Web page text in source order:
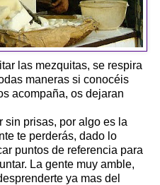
las mezquitas, se respira
maneras si conocéis
acompaña, os dejaran
sin prisas, por algo es la
te perderás, dado lo
puntos de referencia para
La gente muy amble,
ya mas del